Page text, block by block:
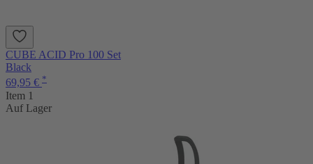
CUBE ACID Pro 100 Set
Black
69,95 € *
Item 1
Auf Lager